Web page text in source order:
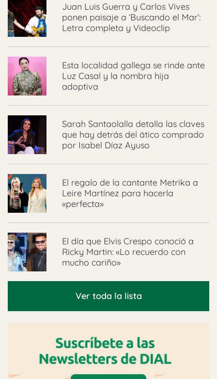
Juan Luis Guerra y Carlos Vives
ponen paisaje a ‘Buscando el Mar’:
Letra completa y Videoclip
Esta localidad gallega se rinde ante
Luz Casal y la nombra hija
adoptiva
Sarah Santaolalla detalla las claves
que hay detrás del ático comprado
por Isabel Díaz Ayuso
El regalo de la cantante Metrika a
Leire Martínez para hacerla
«perfecta»
El día que Elvis Crespo conoció a
Ricky Martin: «Lo recuerdo con
mucho cariño»
Ver toda la lista